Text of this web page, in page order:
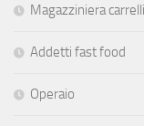
Magazziniera
Addetti fast food
Operaio